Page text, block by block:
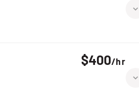
$400/hr